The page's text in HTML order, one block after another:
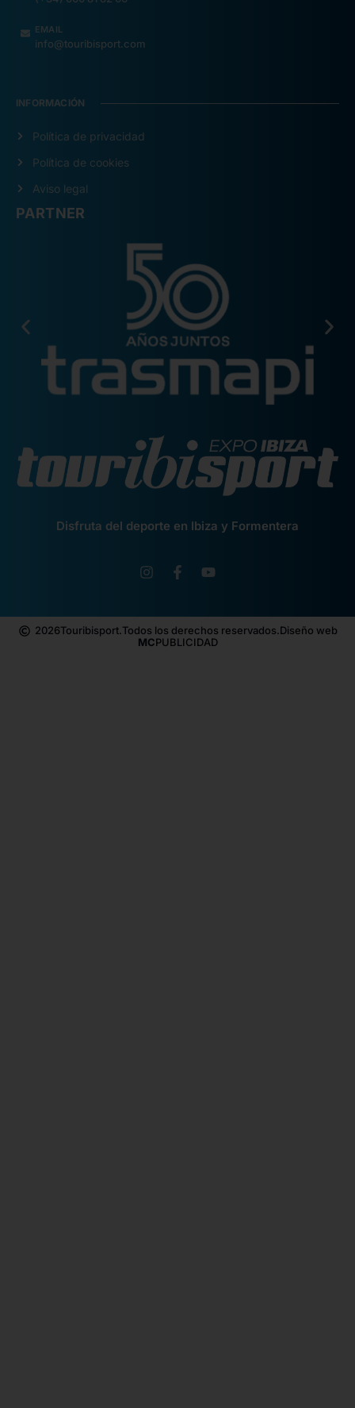
EMAIL
info@touribisport.com
INFORMACIÓN
Política de privacidad
Política de cookies
Aviso legal
PARTNER
Disfruta del deporte en Ibiza y Formentera
2026Touribisport.Todos los derechos reservados.Diseño web
MCPUBLICIDAD